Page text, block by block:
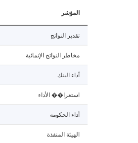
المؤشر
تقدير النواتج
مخاطر النواتج الإنمائية
أداء البنك
استعرا�� الأداء
أداء الحكومة
الهيئة المنفذة